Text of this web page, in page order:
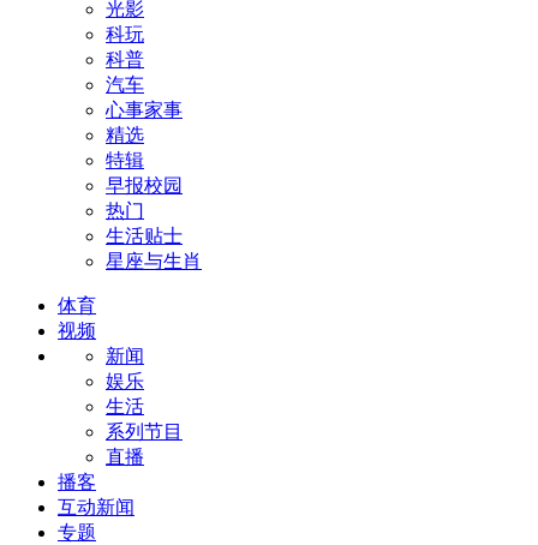
光影
科玩
科普
汽车
心事家事
精选
特辑
早报校园
热门
生活贴士
星座与生肖
体育
视频
新闻
娱乐
生活
系列节目
直播
播客
互动新闻
专题